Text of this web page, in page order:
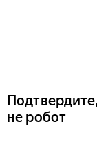
не робот